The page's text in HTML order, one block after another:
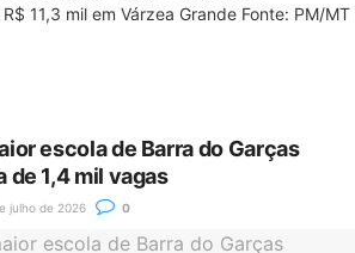
11,3 mil em Várzea Grande Fonte: PM/MT
escola de Barra do Garças
1,4 mil vagas
julho de 2026 0